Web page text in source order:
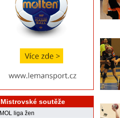
Mistrovské soutěže
MOL liga žen